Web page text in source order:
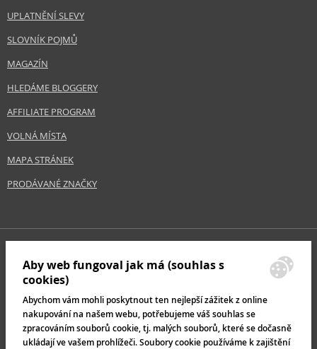
UPLATNĚNÍ SLEVY
SLOVNÍK POJMŮ
MAGAZÍN
HLEDÁME BLOGGERY
AFFILIATE PROGRAM
VOLNÁ MÍSTA
MAPA STRÁNEK
PRODÁVANÉ ZNAČKY
Aby web fungoval jak má (souhlas s
cookies)
Abychom vám mohli poskytnout ten nejlepší zážitek z online
nakupování na našem webu, potřebujeme váš souhlas se
zpracováním souborů cookie, tj. malých souborů, které se dočasně
ukládají ve vašem prohlížeči. Soubory cookie používáme k zajištění